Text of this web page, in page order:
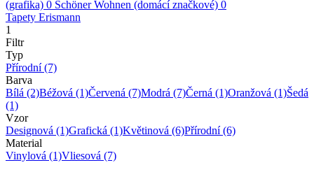
(grafika) 0 Schöner Wohnen (domácí značkové) 0
Tapety Erismann
1
Filtr
Typ
Přírodní(7)
Barva
Bílá (2)Béžová (1)Červená (7)Modrá (7)Černá (1)Oranžová (1)Šedá
(1)
Vzor
Designová (1)Grafická (1)Květinová (6)Přírodní(6)
Material
Vinylová (1)Vliesová (7)